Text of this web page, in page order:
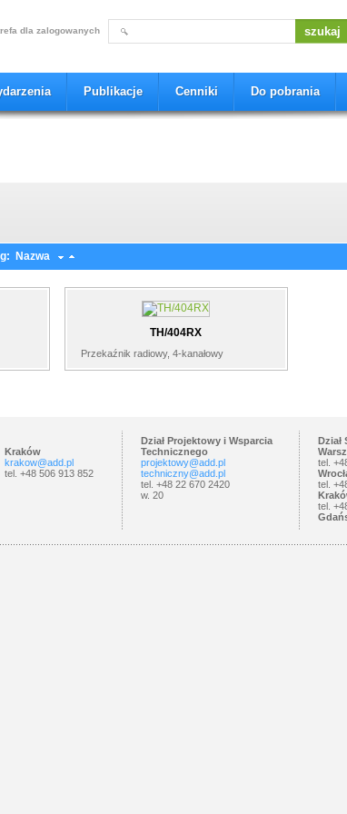
dla zalogowanych
Publikacje Cenniki Do pobrania
Nazwa
TH/404RX
Przekaźnik radiowy, 4-kanałowy
Kraków
krakow@add.pl
tel. +48 506 913 852
Dział Projektowy i Wsparcia
Technicznego
projektowy@add.pl
techniczny@add.pl
tel. +48 22 670 2420
w. 20
Dział
tel.
tel.
tel.